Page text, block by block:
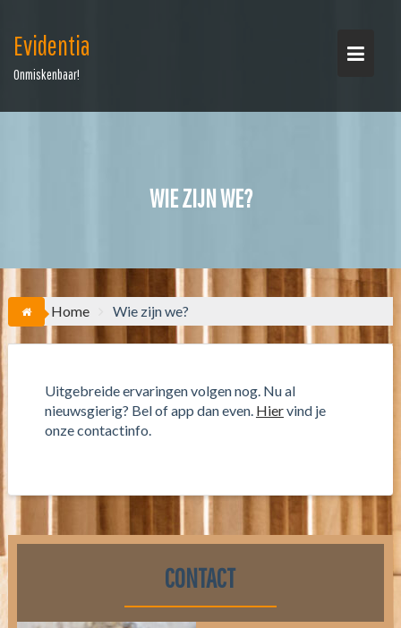
inhoud
Evidentia
Onmiskenbaar!
WIE ZIJN WE?
Home Wie zijn we?
Uitgebreide ervaringen volgen nog. Nu al
nieuwsgierig? Bel of app dan even. Hiervind je
onze contactinfo.
CONTACT